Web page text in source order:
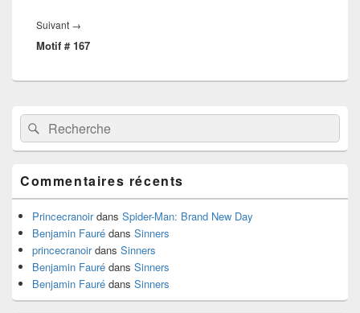
Suivant →
suivant :
Motif # 167
Zone
principale
de
widget
barre
latérale
Recherche :Rechercher
Commentaires récents
Princecranoirdans Spider-Man: Brand New Day
Benjamin Fauré dans Sinners
princecranoirdans Sinners
Benjamin Fauré dans Sinners
Benjamin Fauré dans Sinners